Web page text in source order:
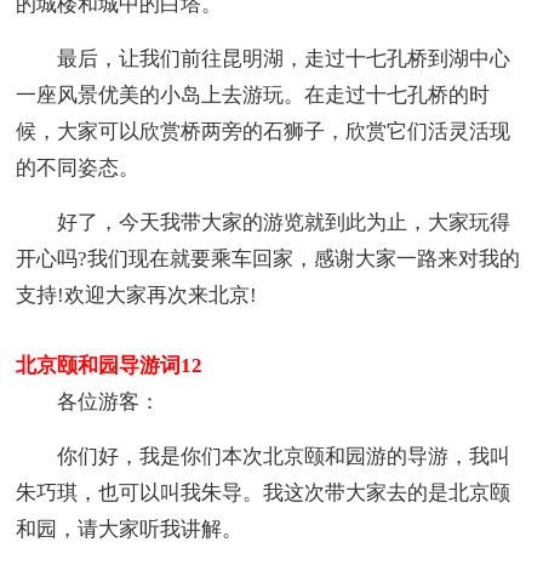
最后，让我们前往昆明湖，走过十七孔桥到湖中心
一座风景优美的小岛上去游玩。在走过十七孔桥的时
候，大家可以欣赏桥两旁的石狮子，欣赏它们活灵活现
的不同姿态。
好了，今天我带大家的游览就到此为止，大家玩得
开心吗?我们现在就要乘车回家，感谢大家一路来对我的
支持!欢迎大家再次来北京!
北京颐和园导游词12
各位游客：
你们好，我是你们本次北京颐和园游的导游，我叫
朱巧琪，也可以叫我朱导。我这次带大家去的是北京颐
和园，请大家听我讲解。